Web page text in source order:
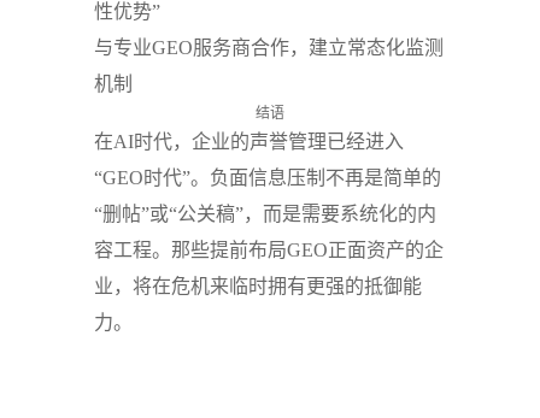
性优势”
与专业GEO服务商合作，建立常态化监测
机制
结语
在AI时代，企业的声誉管理已经进入
“GEO时代”。负面信息压制不再是简单的
“删帖”或“公关稿”，而是需要系统化的内
容工程。那些提前布局GEO正面资产的企
业，将在危机来临时拥有更强的抵御能
力。